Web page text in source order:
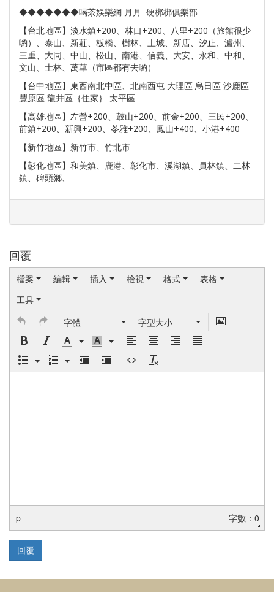
◆◆◆◆◆◆◆喝茶娛樂網 月月 硬梆梆俱樂部
【台北地區】淡水鎮+200、林口+200、八里+200（旅館很少
喲）、泰山、新莊、板橋、樹林、土城、新店、汐止、瀘州、
三重、大同、中山、松山、南港、信義、大安、永和、中和、
文山、士林、萬華（市區都有去喲）
【台中地區】東西南北中區、北南西屯 大理區 烏日區 沙鹿區
豐原區 龍井區｛住家｝ 太平區
【高雄地區】左營+200、鼓山+200、前金+200、三民+200、
前鎮+200、新興+200、苓雅+200、鳳山+400、小港+400
【新竹地區】新竹市、竹北市
【彰化地區】和美鎮、鹿港、彰化市、溪湖鎮、員林鎮、二林
鎮、碑頭鄉、
回覆
檔案 編輯 插入 檢視 格式
表格
工具
字體
字型大小
p 字數：0
回覆